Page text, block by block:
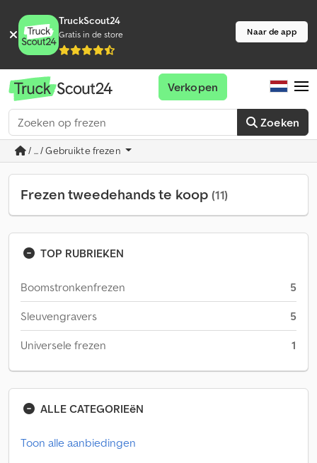
TruckScout24
Gratis in de store Naar de app
Zoeken
Verkopen
/ ... / Gebruikte frezen
Frezen tweedehands te koop (11)
TOP RUBRIEKEN
Boomstronkenfrezen 5
Sleuvengravers 5
Universele frezen 1
ALLE CATEGORIEëN
Toon alle aanbiedingen